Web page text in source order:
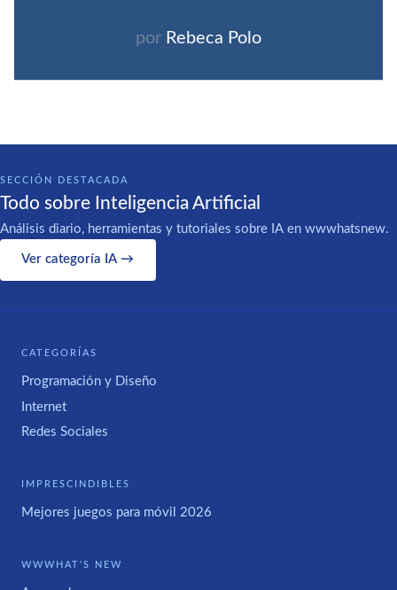
por Rebeca Polo
SECCIÓN DESTACADA
Todo sobre Inteligencia Artificial
Análisis diario, herramientas y tutoriales sobre IA en wwwhatsnew.
Ver categoría IA →
CATEGORÍAS
Programación y Diseño
Internet
Redes Sociales
IMPRESCINDIBLES
Mejores juegos para móvil 2026
WWWHAT'S NEW